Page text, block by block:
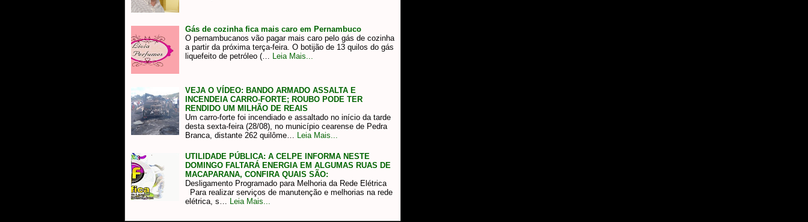
Gás de cozinha fica mais caro em Pernambuco
O pernambucanos vão pagar mais caro pelo gás de cozinha
a partir da próxima terça-feira. O botijão de 13 quilos do gás
liquefeito de petróleo (…
Leia Mais...
VEJA O VÍDEO: BANDO ARMADO ASSALTA E
INCENDEIA CARRO-FORTE; ROUBO PODE TER
RENDIDO UM MILHÃO DE REAIS
Um carro-forte foi incendiado e assaltado no início da tarde
desta sexta-feira (28/08), no município cearense de Pedra
Branca, distante 262 quilôme…
Leia Mais...
UTILIDADE PÚBLICA: A CELPE INFORMA NESTE
DOMINGO FALTARÁ ENERGIA EM ALGUMAS RUAS DE
MACAPARANA, CONFIRA QUAIS SÃO:
Desligamento Programado para Melhoria da Rede Elétrica
Para realizar serviços de manutenção e melhorias na rede
elétrica, s…
Leia Mais...